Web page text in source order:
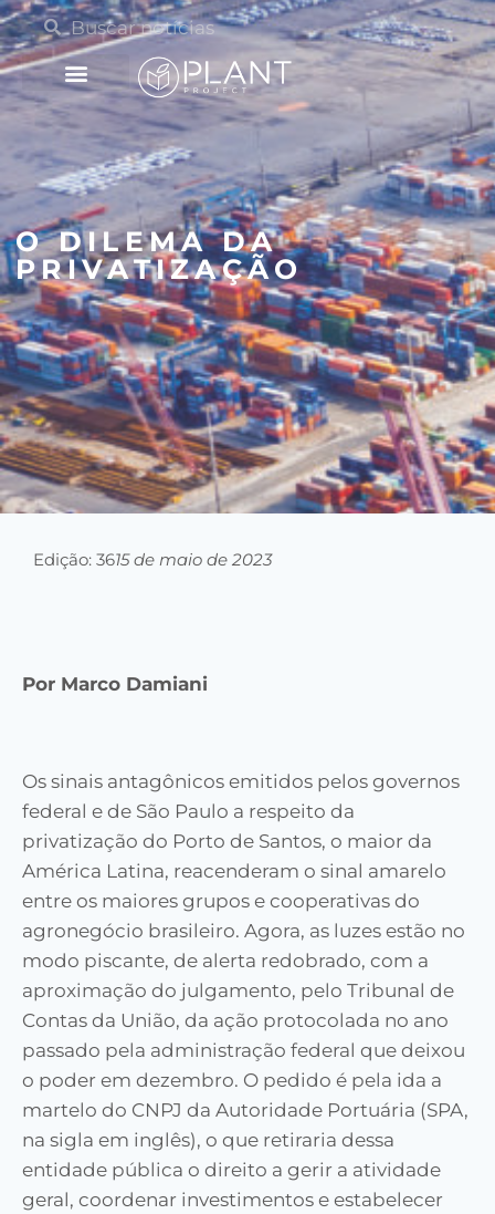
O DILEMA DA
PRIVATIZAÇÃO
Edição: 3615 de maio de 2023
Por Marco Damiani
Os sinais antagônicos emitidos pelos governos
federal e de São Paulo a respeito da
privatização do Porto de Santos, o maior da
América Latina, reacenderam o sinal amarelo
entre os maiores grupos e cooperativas do
agronegócio brasileiro. Agora, as luzes estão no
modo piscante, de alerta redobrado, com a
aproximação do julgamento, pelo Tribunal de
Contas da União, da ação protocolada no ano
passado pela administração federal que deixou
o poder em dezembro. O pedido é pela ida a
martelo do CNPJ da Autoridade Portuária (SPA,
na sigla em inglês), o que retiraria dessa
entidade pública o direito a gerir a atividade
geral, coordenar investimentos e estabelecer